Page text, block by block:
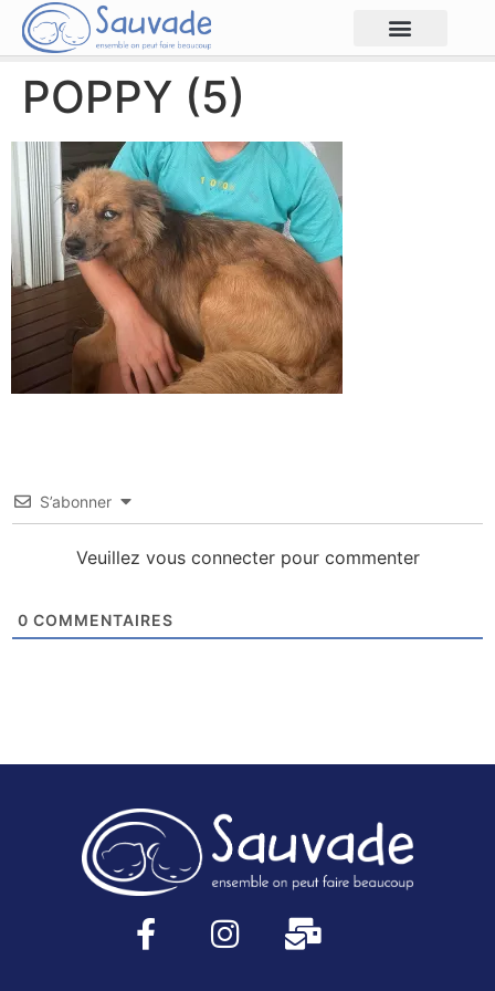
POPPY (5)
S’abonner
Veuillez vous connecter pour commenter
0 COMMENTAIRES